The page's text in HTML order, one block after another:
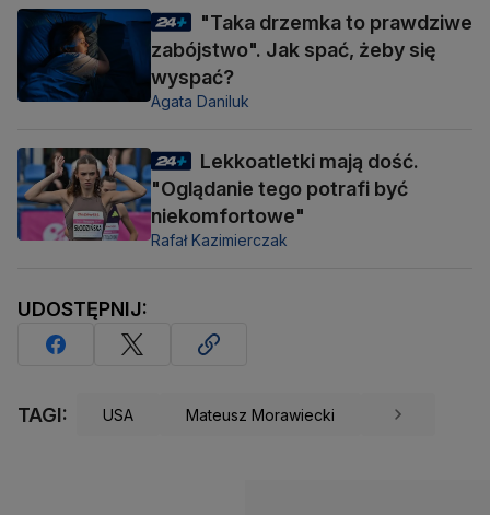
"Taka drzemka to prawdziwe
zabójstwo". Jak spać, żeby się
wyspać?
Agata Daniluk
Lekkoatletki mają dość.
"Oglądanie tego potrafi być
niekomfortowe"
Rafał Kazimierczak
UDOSTĘPNIJ:
TAGI: USA Mateusz Morawiecki